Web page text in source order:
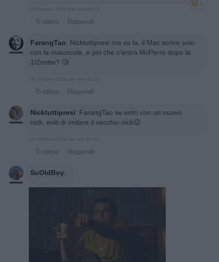
1
· Ti stimo · Rispondi
FarangTao: Nicktuttipresi ma va la, il Mac scrive solo
con la maiuscole, e poi che c'entra McPerro dopo la
1/2notte? 🧐
· Ti stimo · Rispondi
Nicktuttipresi: FarangTao se entri con un nuovo
nick, eviti di imitare il vecchio nick😉
· Ti stimo · Rispondi
SuOldBoy: